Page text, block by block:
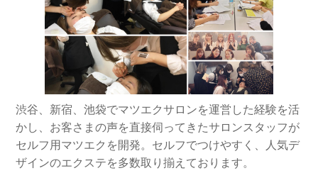
渋谷、新宿、池袋でマツエクサロンを運営した経験を活
かし、お客さまの声を直接伺ってきたサロンスタッフが
セルフ用マツエクを開発。セルフでつけやすく、人気デ
ザインのエクステを多数取り揃えております。